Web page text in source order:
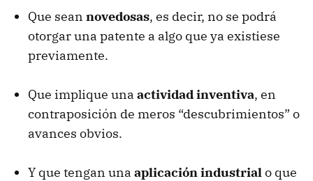
Que sean novedosas, es decir, no se podrá
otorgar una patente a algo que ya existiese
previamente.
Que implique una actividad inventiva, en
contraposición de meros “descubrimientos” o
avances obvios.
Y que tengan una aplicación industrialo que